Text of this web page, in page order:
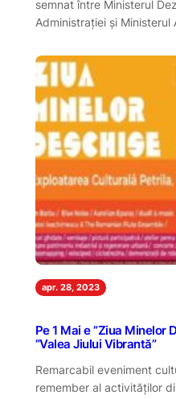
semnat între Ministerul
Administrației și
apr. 28, 2023
Pe 1 Mai e ”Ziua Minelor
”Valea Jiului Vibrantă”
Remarcabil eveniment
remember al activităților